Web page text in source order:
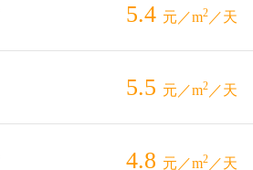
5.4 元／m2 ／天
5.5 元／m2 ／天
4.8 元／m2 ／天